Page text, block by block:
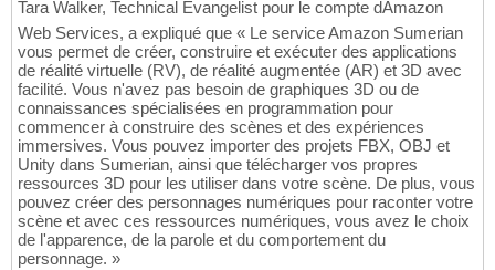
Tara Walker, Technical Evangelist pour le compte dAmazon
Web Services, a expliqué que « Le service Amazon Sumerian
vous permet de créer, construire et exécuter des applications
de réalité virtuelle (RV), de réalité augmentée (AR) et 3D avec
facilité. Vous n'avez pas besoin de graphiques 3D ou de
connaissances spécialisées en programmation pour
commencer à construire des scènes et des expériences
immersives. Vous pouvez importer des projets FBX, OBJ et
Unity dans Sumerian, ainsi que télécharger vos propres
ressources 3D pour les utiliser dans votre scène. De plus, vous
pouvez créer des personnages numériques pour raconter votre
scène et avec ces ressources numériques, vous avez le choix
de l'apparence, de la parole et du comportement du
personnage. »